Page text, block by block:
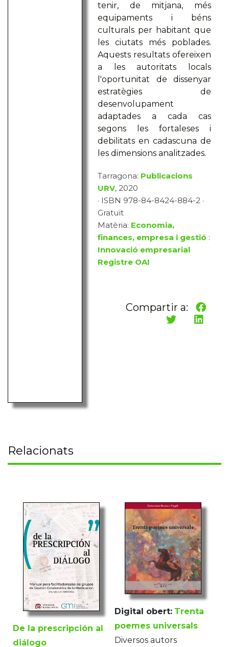
tenir, de mitjana, més
equipaments i béns
culturals per habitant que
les ciutats més poblades.
Aquests resultats ofereixen
a les autoritats locals
l'oportunitat de dissenyar
estratègies de
desenvolupament
adaptades a cada cas
segons les fortaleses i
debilitats en cadascuna de
les dimensions analitzades.
Tarragona: Publicacions
URV, 2020
· ISBN 978-84-8424-884-2 ·
Gratuït
Matèria: Economia,
finances, empresa i gestió :
Innovació empresarial
Registre OAI
Compartir a:
Relacionats
De la prescripción al
diálogo
Digital obert: Trenta
poemes universals
Diversos autors